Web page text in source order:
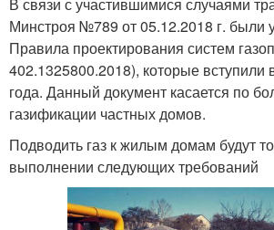
Минстроя №789 от 05.12.2018 г. были
Правила проектирования систем
402.1325800.2018), которые вступили
года. Данный документ касается по
газификации частных домов.
Подводить газ к жилым домам будут
выполнении следующих требований